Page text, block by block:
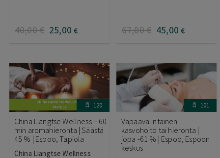
40,00€ 25,00 € 67,00€ 45,00 €
120
China Liangtse Wellness – 60
min aromahieronta | Säästä
45 % | Espoo, Tapiola
China Liangtse Wellness
101
Vapaavalintainen
kasvohoito tai hieronta |
jopa -61 % | Espoo, Espoon
keskus